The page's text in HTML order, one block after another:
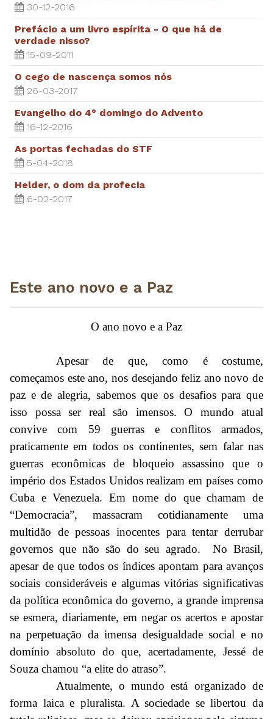
30-12-2016
Prefácio a um livro espírita - O que há de
verdade nisso?
15-09-2011
O cego de nascença somos nós
26-03-2017
Evangelho do 4° domingo do Advento
16-12-2016
As portas fechadas do STF
5-04-2018
Helder, o dom da profecia
6-02-2017
Este ano novo e a Paz
O ano novo e a Paz
Apesar de que, como é costume,
começamos este ano, nos desejando feliz ano novo de
paz e de alegria, sabemos que os desafios para que
isso possa ser real são imensos. O mundo atual
convive com 59 guerras e conflitos armados,
praticamente em todos os continentes, sem falar nas
guerras econômicas de bloqueio assassino que o
império dos Estados Unidos realizam em países como
Cuba e Venezuela. Em nome do que chamam de
“Democracia”, massacram cotidianamente uma
multidão de pessoas inocentes para tentar derrubar
governos que não são do seu agrado. No Brasil,
apesar de que todos os índices apontam para avanços
sociais consideráveis e algumas vitórias significativas
da política econômica do governo, a grande imprensa
se esmera, diariamente, em negar os acertos e apostar
na perpetuação da imensa desigualdade social e no
domínio absoluto do que, acertadamente, Jessé de
Souza chamou “a elite do atraso”.
Atualmente, o mundo está organizado de
forma laica e pluralista. A sociedade se libertou da